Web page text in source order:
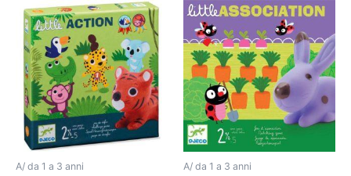
A/ da 1 a 3 anni A/ da 1 a 3 anni